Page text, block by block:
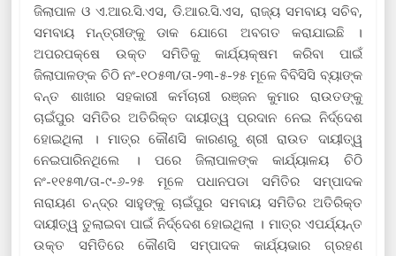
ଜିଲାପାଳ ଓ ଏ.ଆର.ସି.ଏସ, ଡି.ଆର.ସି.ଏସ, ରାଜ୍ୟ ସମବାୟ ସଚିବ,
ସମବାୟ ମନ୍ତ୍ରୀଙ୍କୁ ଡାକ ଯୋଗେ ଅବଗତ କରାଯାଇଛି ।
ଅପରପକ୍ଷେ ଉକ୍ତ ସମିତିକୁ କାର୍ଯ୍ୟକ୍ଷମ କରିବା ପାଇଁ
ଜିଲାପାଳଙ୍କ ଚିଠି ନଂ-୧୦୫୩/ତା-୨୩-୫-୨୫ ମୂଳେ ବିବିସିସି ବ୍ୟାଙ୍କ
ବନ୍ତ ଶାଖାର ସହକାରୀ କର୍ମଚାରୀ ରଞ୍ଜନ କୁମାର ରାଉତଙ୍କୁ
ଚାଇଁପୁର ସମିତିର ଅତିରିକ୍ତ ଦାୟୀତ୍ୱ ପ୍ରଦାନ ନେଇ ନିର୍ଦ୍ଦେଶ
ହୋଇଥିଲା । ମାତ୍ର କୌଣସି କାରଣରୁ ଶ୍ରୀ ରାଉତ ଦାୟୀତ୍ୱ
ନେଇପାରିନଥିଲେ । ପରେ ଜିଲାପାଳଙ୍କ କାର୍ଯ୍ୟାଳୟ ଚିଠି
ନଂ-୧୧୫୩/ତା-୯-୬-୨୫ ମୂଳେ ପଧାନପଡା ସମିତିର ସମ୍ପାଦକ
ନାରାୟଣ ଚନ୍ଦ୍ର ସାହୁଙ୍କୁ ଚାଇଁପୁର ସମବାୟ ସମିତିର ଅତିରିକ୍ତ
ଦାୟୀତ୍ୱ ତୁଲାଇବା ପାଇଁ ନିର୍ଦ୍ଦେଶ ହୋଇଥିଲା । ମାତ୍ର ଏପର୍ଯ୍ୟନ୍ତ
ଉକ୍ତ ସମିତିରେ କୌଣସି ସମ୍ପାଦକ କାର୍ଯ୍ୟଭାର ଗ୍ରହଣ